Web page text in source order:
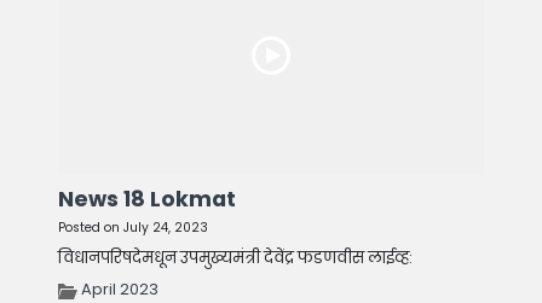
News 18 Lokmat
Posted on July 24, 2023
विधानपरिषदेमधून उपमुख्यमंत्री देवेंद्र फडणवीस लाईव्ह:
April 2023